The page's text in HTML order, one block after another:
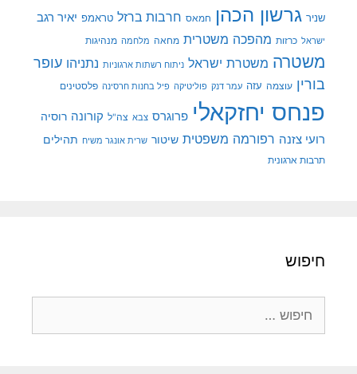
שניר גרשון הכהן חמאס חרבות ברזל טראמפ יאיר רגב
ישראל כרזות מהפכה משטרית מחאה מלחמה מנהיגות
משטרה משטרת ישראל ניתוח רשתות ארגוניות נתניהו עופר
בורין עוצמה עזה עמר דנק פוליטיקה פיל בחנות חרסינה פלסטינים
פנחס יחזקאלי פרוגרס צבא צה"ל קורונה רוסיה
רועי צזנה רפורמה משפטית שיטור שרית אונגר משיח תהילים
תרבות ארגונית
חיפוש